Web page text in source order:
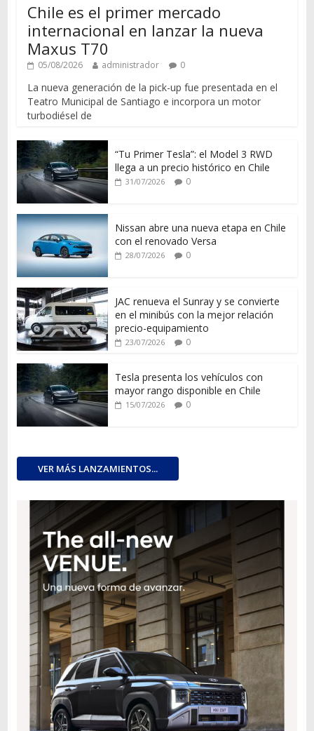
Chile es el primer mercado
internacional en lanzar la nueva
Maxus T70
05/08/2026 administrador 0
La nueva generación de la pick-up fue presentada en el
Teatro Municipal de Santiago e incorpora un motor
turbodiésel de
“Tu Primer Tesla”: el Model 3 RWD
llega a un precio histórico en Chile
31/07/2026 0
Nissan abre una nueva etapa en Chile
con el renovado Versa
28/07/2026 0
JAC renueva el Sunray y se convierte
en el minibús con la mejor relación
precio-equipamiento
23/07/2026 0
Tesla presenta los vehículos con
mayor rango disponible en Chile
15/07/2026 0
VER MÁS LANZAMIENTOS...